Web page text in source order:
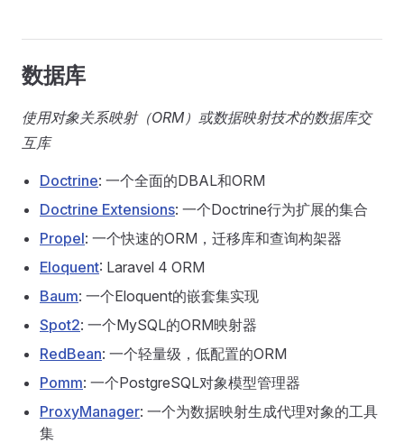
数据库
使用对象关系映射（ORM）或数据映射技术的数据库交
互库
Doctrine: 一个全面的DBAL和ORM
Doctrine Extensions: 一个Doctrine行为扩展的集合
Propel: 一个快速的ORM，迁移库和查询构架器
Eloquent: Laravel 4 ORM
Baum: 一个Eloquent的嵌套集实现
Spot2: 一个MySQL的ORM映射器
RedBean: 一个轻量级，低配置的ORM
Pomm: 一个PostgreSQL对象模型管理器
ProxyManager: 一个为数据映射生成代理对象的工具
集